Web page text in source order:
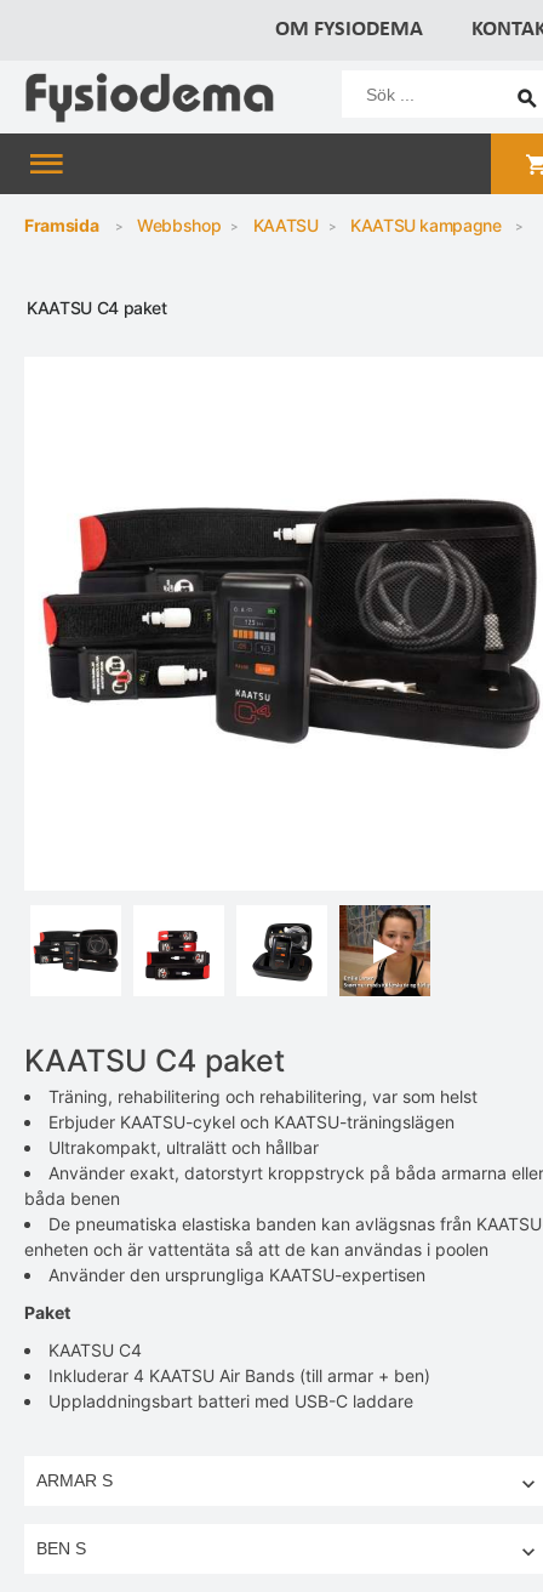
OM FYSIODEMA
Framsida Webbshop KAATSU KAATSU kampagne
KAATSU C4 paket
KAATSU C4 paket
Träning, rehabilitering och rehabilitering, var som helst
Erbjuder KAATSU-cykel och KAATSU-träningslägen
Ultrakompakt, ultralätt och hållbar
Använder exakt, datorstyrt kroppstryck på båda armarna eller
båda benen
De pneumatiska elastiska banden kan avlägsnas från
enheten och är vattentäta så att de kan användas i poolen
Använder den ursprungliga KAATSU-expertisen
Paket
KAATSU C4
Inkluderar 4 KAATSU Air Bands (till armar + ben)
Uppladdningsbart batteri med USB-C laddare